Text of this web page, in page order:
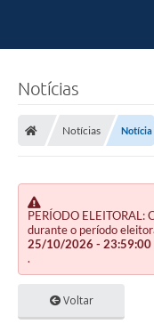
Notícias
Notícias Notícia
PERÍODO ELEITORAL:
durante o período
25/10/2026 - 23:59:00
.
Voltar